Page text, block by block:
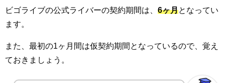
ビゴライブの公式ライバーの契約期間は、 6ヶ月となってい
ます。
また、最初の1ヶ月間は仮契約期間となっているので、覚え
ておきましょう。